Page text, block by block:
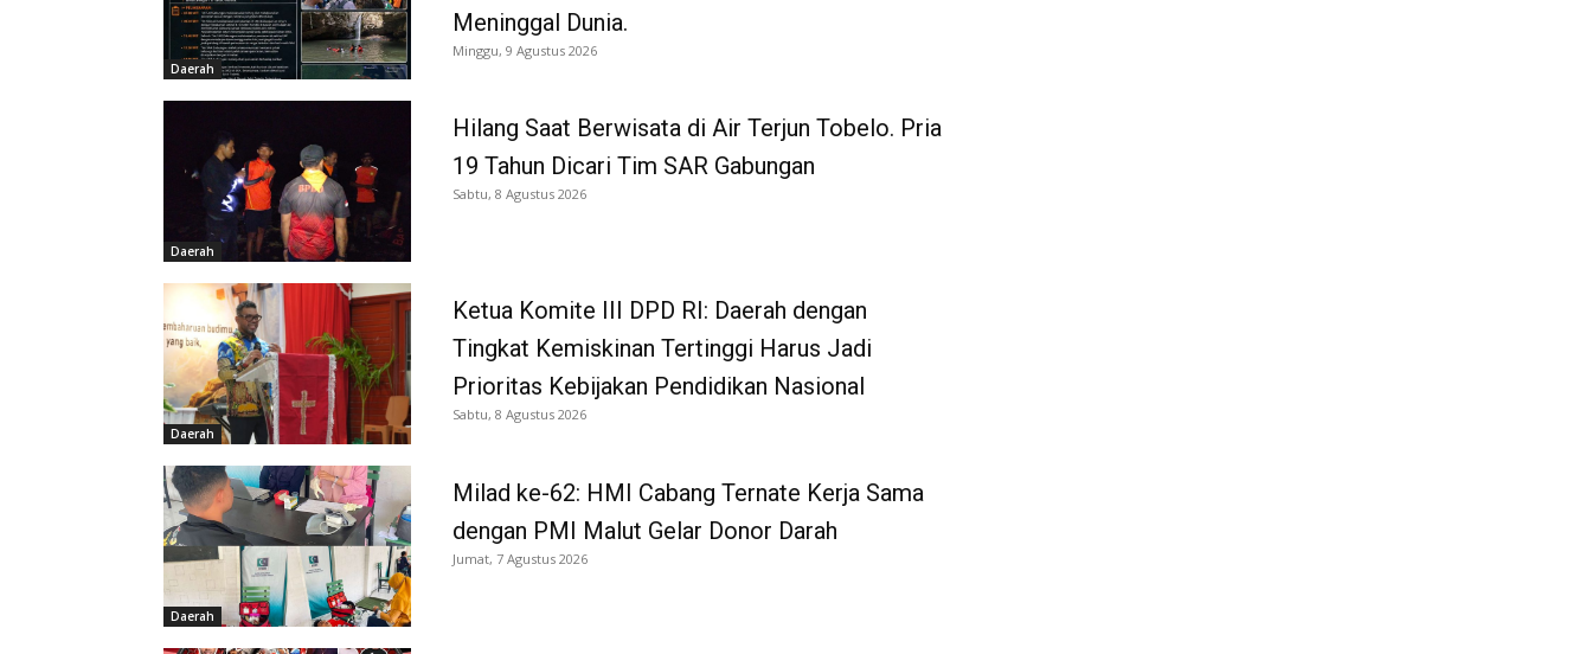
Daerah
Meninggal Dunia.
Minggu, 9 Agustus 2026
Daerah
Hilang Saat Berwisata di Air Terjun Tobelo. Pria
19 Tahun Dicari Tim SAR Gabungan
Sabtu, 8 Agustus 2026
Daerah
Ketua Komite III DPD RI: Daerah dengan
Tingkat Kemiskinan Tertinggi Harus Jadi
Prioritas Kebijakan Pendidikan Nasional
Sabtu, 8 Agustus 2026
Daerah
Milad ke-62: HMI Cabang Ternate Kerja Sama
dengan PMI Malut Gelar Donor Darah
Jumat, 7 Agustus 2026